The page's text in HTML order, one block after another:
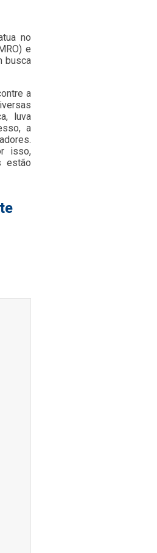
no
e
busca
a
luva
a
isso,
estão